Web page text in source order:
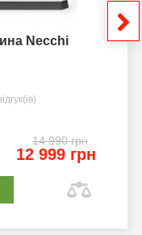
Necchi
14 990 грн
12 999 грн